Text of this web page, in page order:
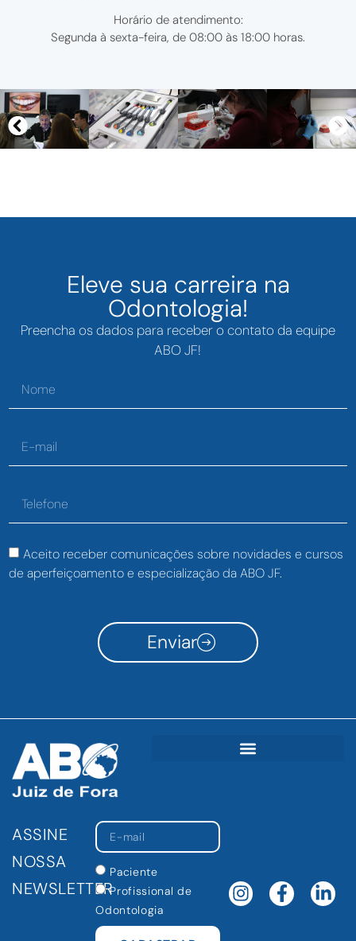
Horário de atendimento:
Segunda à sexta-feira, de 08:00 às 18:00 horas.
Eleve sua carreira na
Odontologia!
Preencha os dados para receber o contato da equipe
ABO JF!
Aceito receber comunicações sobre novidades e cursos
de aperfeiçoamento e especialização da ABO JF.
Enviar
ASSINE
NOSSA
NEWSLETTER
Paciente
Profissional de
Odontologia